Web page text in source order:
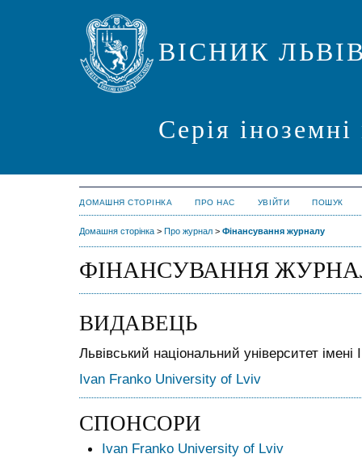
ВІСНИК
Серія
ДОМАШНЯ СТОРІНКА ПРО НАС УВІЙТИ ПОШУК
Домашня сторінка > Про журнал > Фінансування журналу
ФІНАНСУВАННЯ
ВИДАВЕЦЬ
Львівський національний університет імені
Ivan Franko University of Lviv
СПОНСОРИ
Ivan Franko University of Lviv